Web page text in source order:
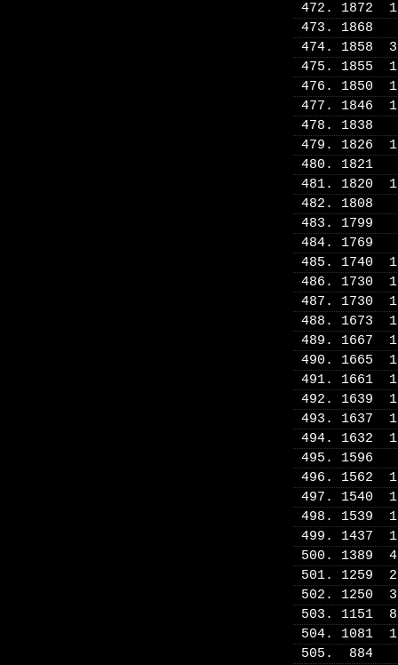
472. 1872
473. 1868
474. 1858
475. 1855
476. 1850
477. 1846
478. 1838
479. 1826
480. 1821
481. 1820
482. 1808
483. 1799
484. 1769
485. 1740
486. 1730
487. 1730
488. 1673
489. 1667
490. 1665
491. 1661
492. 1639
493. 1637
494. 1632
495. 1596
496. 1562
497. 1540
498. 1539
499. 1437
500. 1389
501. 1259
502. 1250
503. 1151
504. 1081
505. 884